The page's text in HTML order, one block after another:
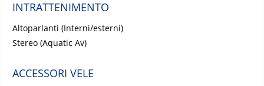
INTRATTENIMENTO
Altoparlanti (Interni/esterni)
Stereo (Aquatic Av)
ACCESSORI VELE